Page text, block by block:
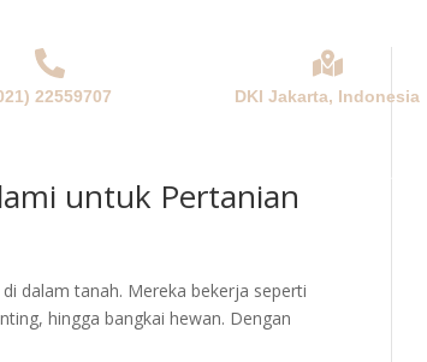
22559707 DKI Jakarta, Indonesia
untuk Pertanian
dalam tanah. Mereka bekerja seperti
hingga bangkai hewan. Dengan